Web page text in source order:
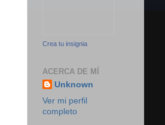
Crea tu insignia
ACERCA DE MÍ
Unknown
Ver mi perfil
completo